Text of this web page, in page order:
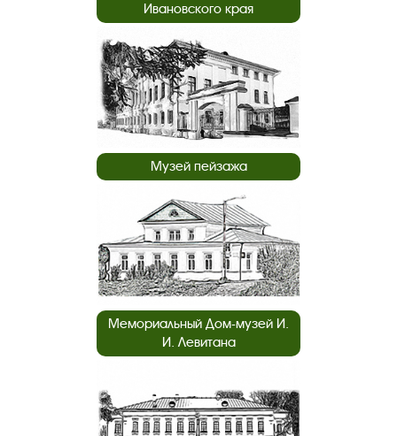
Ивановского края
Музей пейзажа
Мемориальный Дом-музей И.
И. Левитана